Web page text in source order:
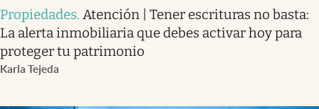
Propiedades. Atención | Tener escrituras no basta:
La alerta inmobiliaria que debes activar hoy para
proteger tu patrimonio
Karla Tejeda